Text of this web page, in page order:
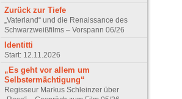
Zurück zur Tiefe
„Vaterland“ und die Renaissance des
Schwarzweißfilms – Vorspann 06/26
Identitti
Start: 12.11.2026
„Es geht vor allem um
Selbstermächtigung“
Regisseur Markus Schleinzer über